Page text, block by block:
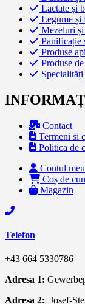
Lactate și
Legume și
Mezeluri
Panificație
Produse
Produse
Specialități
Contact
Termeni si
Politica de
Contul meu
Coș de
Magazin
Telefon
+43 664 5330786
Adresa 1:
Adresa 2: Josef-